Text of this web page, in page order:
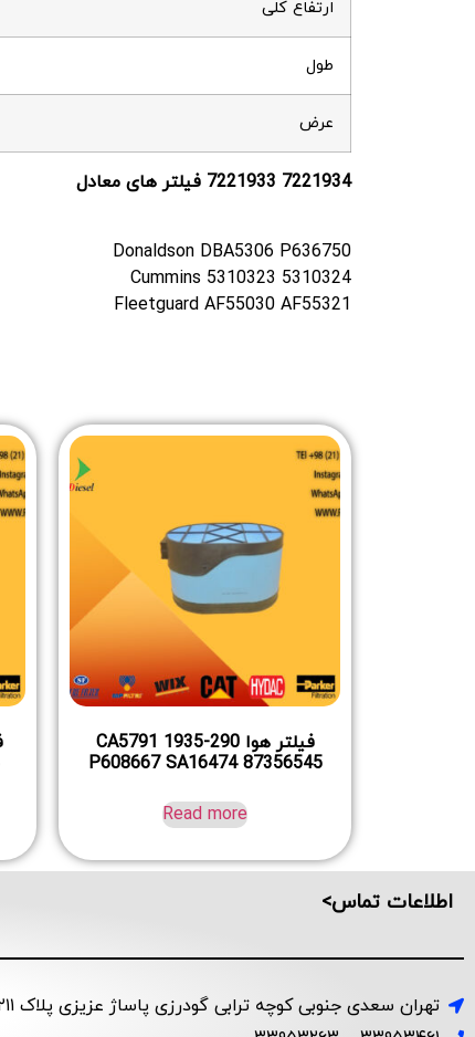
ارتفاع کلی
طول
عرض
7221933 7221934 فیلتر های معادل
Donaldson DBA5306 P636750
Cummins 5310323 5310324
Fleetguard AF55030 AF55321
فیلتر هوا 290-1935 CA5791
P608667 SA16474 87356545
Read more
اطلاعات تماس>
تهران سعدی جنوبی کوچه ترابی گودرزی پاساژ عزیزی پلاک ۲۱۱